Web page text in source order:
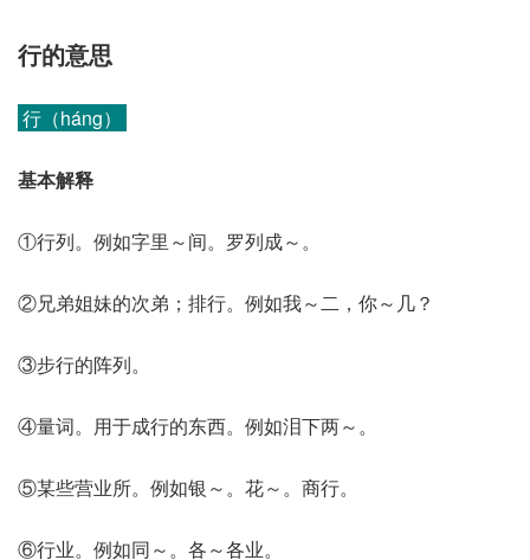
行的意思
行（háng）
基本解释
①行列。例如字里～间。罗列成～。
②兄弟姐妹的次弟；排行。例如我～二，你～几？
③步行的阵列。
④量词。用于成行的东西。例如泪下两～。
⑤某些营业所。例如银～。花～。商行。
⑥行业。例如同～。各～各业。